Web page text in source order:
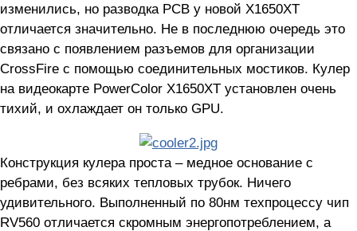
изменились, но разводка PCB у новой X1650XT
отличается значительно. Не в последнюю очередь это
связано с появлением разъемов для организации
CrossFire с помощью соединительных мостиков. Кулер
на видеокарте PowerColor X1650XT установлен очень
тихий, и охлаждает он только GPU.
Конструкция кулера проста – медное основание с
ребрами, без всяких тепловых трубок. Ничего
удивительного. Выполненный по 80нм техпроцессу чип
RV560 отличается скромным энергопотреблением, а